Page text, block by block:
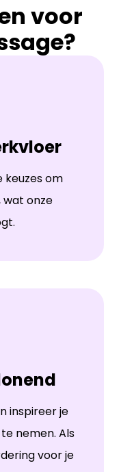
voor
keuzes om
wat onze
inspireer je
nemen. Als
voor je